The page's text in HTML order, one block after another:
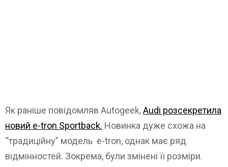
Як раніше повідомляв Autogeek,Audi розсекретила
новий e-tron Sportback. Новинка дуже схожа на
“традиційну” модель e-tron, однак має ряд
відмінностей. Зокрема, були змінені її розміри.